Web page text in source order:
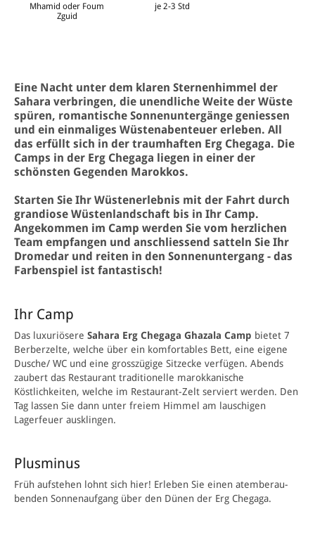
Mhamid oder Foum
Zguid
je 2-3 Std
Eine Nacht unter dem klaren Ster­nenhimmel der
Sahara verbringen, die unendliche Weite der Wüste
spüren, romantische Sonnenuntergänge geniessen
und ein einmaliges Wüstenabenteuer erleben. All
das erfüllt sich in der traumhaften Erg Chegaga. Die
Camps in der Erg Chegaga liegen in einer der
schönsten Gegenden Marokkos.
Starten Sie Ihr Wüstenerlebnis mit der Fahrt durch
grandiose Wüstenlandschaft bis in Ihr Camp.
Angekom­men im Camp werden Sie vom herzlichen
Team empfangen und anschliessend satteln Sie Ihr
Dromedar und reiten in den Sonnenuntergang - das
Farben­spiel ist fantastisch!
Ihr Camp
Das luxuriösere Sahara Erg Chegaga Ghazala Camp bietet 7
Berberzelte, welche über ein komfortables Bett, eine eigene
Dusche/ WC und eine grosszügige Sitzecke verfügen. Abends
zaubert das Restaurant traditionelle marokkanische
Köstlichkeiten, welche im Restaurant-Zelt serviert werden. Den
Tag lassen Sie dann unter freiem Himmel am lauschigen
Lagerfeuer ausklingen.
Plusminus
Früh aufstehen lohnt sich hier! Erleben Sie einen atemberau­
benden Sonnenaufgang über den Dünen der Erg Chegaga.